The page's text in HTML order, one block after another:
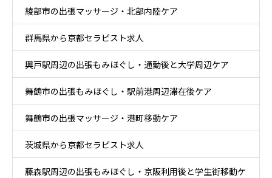
綾部市の出張マッサージ・北部内陸ケア
群馬県から京都セラピスト求人
興戸駅周辺の出張もみほぐし・通勤後と大学周辺ケア
舞鶴市の出張もみほぐし・駅前港周辺滞在後ケア
舞鶴市の出張マッサージ・港町移動ケア
茨城県から京都セラピスト求人
藤森駅周辺の出張もみほぐし・京阪利用後と学生街移動ケ